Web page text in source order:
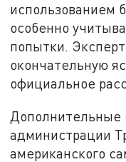
использованием
особенно
попытки.
окончательную
официальное
Дополнительные
администрации
американского